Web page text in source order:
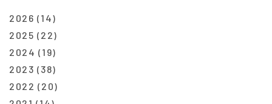
2026 (14)
2025 (22)
2024 (19)
2023 (38)
2022 (20)